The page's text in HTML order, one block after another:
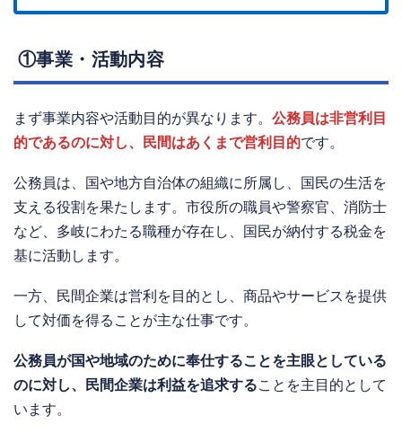
①事業・活動内容
まず事業内容や活動目的が異なります。 公務員は非営利目
的であるのに対し、民間はあくまで営利目的です。
公務員は、国や地方自治体の組織に所属し、国民の生活を
支える役割を果たします。市役所の職員や警察官、消防士
など、多岐にわたる職種が存在し、国民が納付する税金を
基に活動します。
一方、民間企業は営利を目的とし、商品やサービスを提供
して対価を得ることが主な仕事です。
公務員が国や地域のために奉仕することを主眼としている
のに対し、民間企業は利益を追求することを主目的として
います。